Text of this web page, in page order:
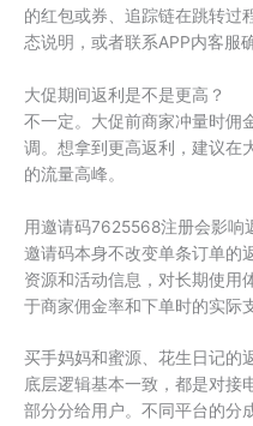
的红包或券、追踪链在跳转过
态说明，或者联系APP内客服
大促期间返利是不是更高？
不一定。大促前商家冲量时佣
调。想拿到更高返利，建议在
的流量高峰。
用邀请码7625568注册会影响
邀请码本身不改变单条订单的
资源和活动信息，对长期使用
于商家佣金率和下单时的实际
买手妈妈和蜜源、花生日记的
底层逻辑基本一致，都是对接
部分分给用户。不同平台的分